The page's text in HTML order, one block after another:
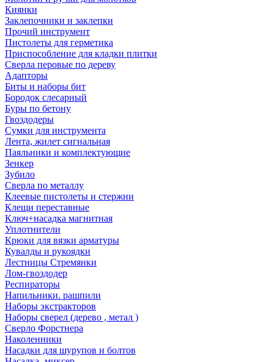
Киянки
Заклепочники и заклепки
Прочий инструмент
Пистолеты для герметика
Приспособление для кладки плитки
Сверла перовые по дереву
Адапторы
Биты и наборы бит
Бородок слесарный
Буры по бетону
Гвоздодеры
Сумки для инструмента
Лента, жилет сигнальная
Паяльники и комплектующие
Зенкер
Зубило
Сверла по металлу
Клеевые пистолеты и стержни
Клещи переставные
Ключ+насадка магнитная
Уплотнители
Крюки для вязки арматуры
Кувалды и рукоядки
Лестницы Стремянки
Лом-гвоздодер
Респираторы
Напильники. рашпили
Наборы экстракторов
Наборы сверел (дерево , метал )
Сверло Форстнера
Наколенники
Насадки для шурупов и болтов